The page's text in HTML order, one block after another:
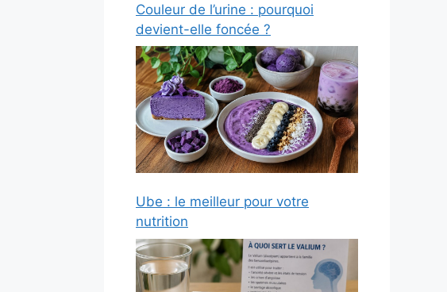
Couleur de l’urine : pourquoi
devient-elle foncée ?
Ube : le meilleur pour votre
nutrition